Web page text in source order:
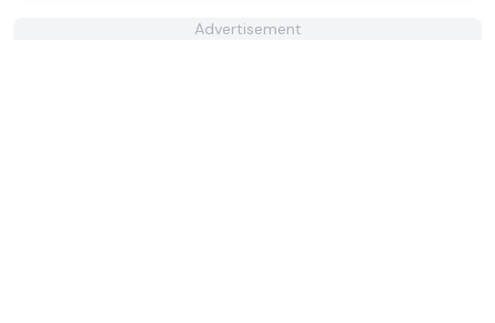
Advertisement